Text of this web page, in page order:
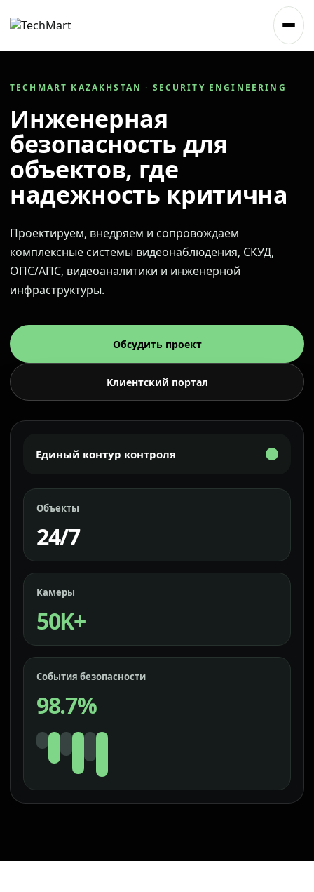
TECHMART KAZAKHSTAN · SECURITY ENGINEERING
Инженерная
безопасность для
объектов, где
надежность критична
Проектируем, внедряем и сопровождаем
комплексные системы видеонаблюдения, СКУД,
ОПС/АПС, видеоаналитики и инженерной
инфраструктуры.
Обсудить проект
Клиентский портал
Единый контур контроля
Объекты
24/7
Камеры
50K+
События безопасности
98.7%